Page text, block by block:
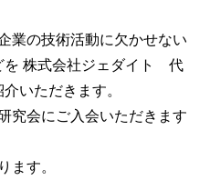
業の技術活動に欠かせない
を 株式会社ジェダイト 代
いただきます。
究会にご入会いただきます
す。